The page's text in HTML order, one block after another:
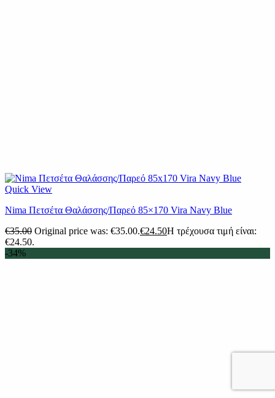
Quick View
Nima Πετσέτα Θαλάσσης/Παρεό 85×170 Vira Navy Blue
€35.00 Original price was: €35.00.€24.50Η τρέχουσα τιμή είναι:
€24.50.
-34%